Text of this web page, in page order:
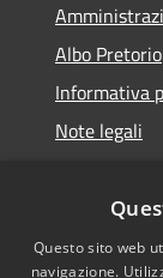
Albo Pretorio
Informativa
Note legali
Questo sito web
navigazione.